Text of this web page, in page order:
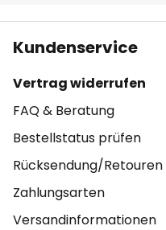
Kundenservice
Vertrag widerrufen
FAQ & Beratung
Bestellstatus prüfen
Rücksendung/Retouren
Zahlungsarten
Versandinformationen